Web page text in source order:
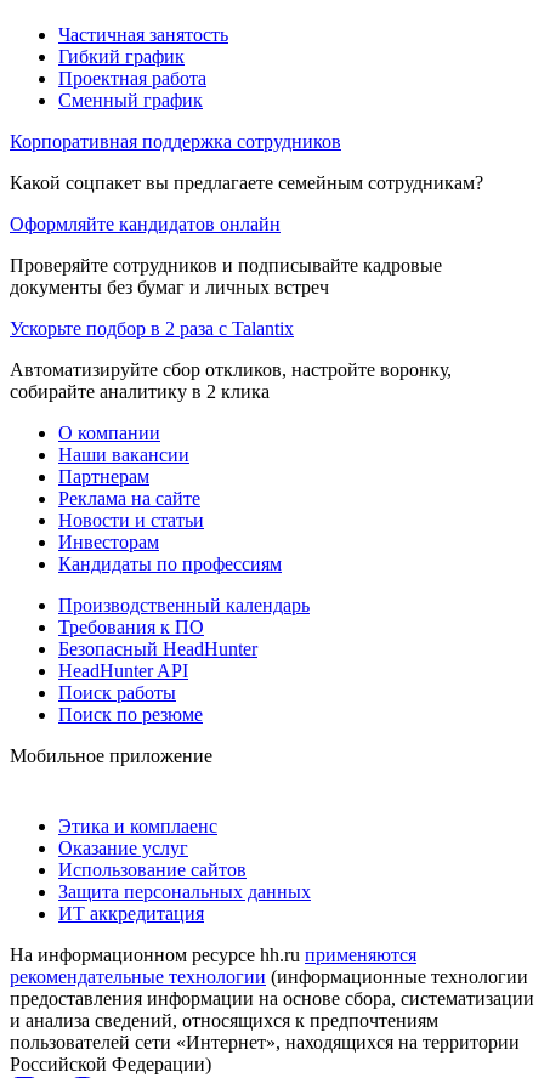
Частичная занятость
Гибкий график
Проектная работа
Сменный график
Корпоративная поддержка сотрудников
Какой соцпакет вы предлагаете семейным сотрудникам?
Оформляйте кандидатов онлайн
Проверяйте сотрудников и подписывайте кадровые
документы без бумаг и личных встреч
Ускорьте подбор в 2 раза с Talantix
Автоматизируйте сбор откликов, настройте воронку,
собирайте аналитику в 2 клика
О компании
Наши вакансии
Партнерам
Реклама на сайте
Новости и статьи
Инвесторам
Кандидаты по профессиям
Производственный календарь
Требования к ПО
Безопасный HeadHunter
HeadHunter API
Поиск работы
Поиск по резюме
Мобильное приложение
Этика и комплаенс
Оказание услуг
Использование сайтов
Защита персональных данных
ИТ аккредитация
На информационном ресурсе hh.ru применяются
рекомендательные технологии (информационные технологии
предоставления информации на основе сбора, систематизации
и анализа сведений, относящихся к предпочтениям
пользователей сети «Интернет», находящихся на территории
Российской Федерации)